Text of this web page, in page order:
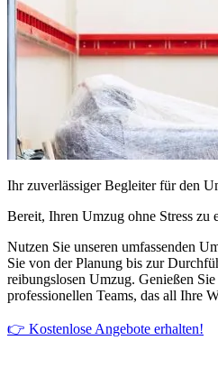
Ihr zuverlässiger Begleiter für den
Bereit, Ihren Umzug ohne Stress zu
Nutzen Sie unseren umfassenden
Sie von der Planung bis zur
reibungslosen Umzug. Genießen
professionellen Teams, das all Ihre
👉 Kostenlose Angebote erhalten!